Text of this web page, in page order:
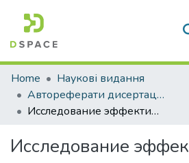
Communities & Collections
All of DSpace
Statistics
Home
Наукові видання
Автореферати дисертацій
Исследование эффективности регулирования тренировочных нагрузок юных бегунов на выносливость на основе педагогических и медико-биологических методов
Исследование